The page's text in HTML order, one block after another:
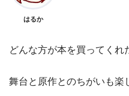
はるか
どんな方が本を買ってく
舞台と原作とのちがいも楽